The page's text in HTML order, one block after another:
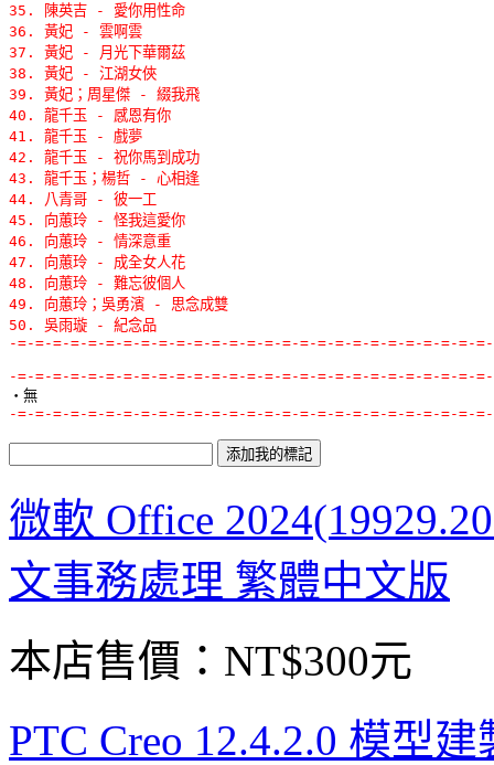
35. 陳英吉 - 愛你用性命
36. 黃妃 - 雲啊雲
37. 黃妃 - 月光下華爾茲
38. 黃妃 - 江湖女俠
39. 黃妃；周星傑 - 綴我飛
40. 龍千玉 - 感恩有你
41. 龍千玉 - 戲夢
42. 龍千玉 - 祝你馬到成功
43. 龍千玉；楊哲 - 心相逢
44. 八青哥 - 彼一工
45. 向蕙玲 - 怪我這愛你
46. 向蕙玲 - 情深意重
47. 向蕙玲 - 成全女人花
48. 向蕙玲 - 難忘彼個人
49. 向蕙玲；吳勇濱 - 思念成雙
50. 吳雨璇 - 紀念品
-=-=-=-=-=-=-=-=-=-=-=-=-=-=-=-=-=-=-=-=-=-=-=-=-=-=-
-=-=-=-=-=-=-=-=-=-=-=-=-=-=-=-=-=-=-=-=-=-=-=-=-=-=-
-=-=-=-=-=-=-=-=-=-=-=-=-=-=-=-=-=-=-=-=-=-=-=-=-=-=-
微軟 Office
文事務處理 繁體中文版
本店售價： NT$300元
PTC Creo 12.4.2.0 模型